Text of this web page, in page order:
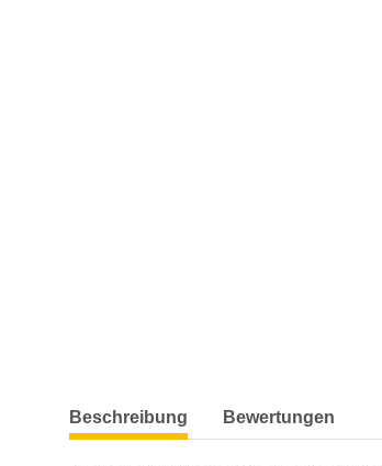
weitere Registerkarten anzeigen
Beschreibung Bewertungen